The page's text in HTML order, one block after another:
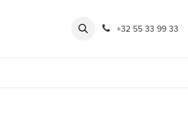
Rondeshop Contact en
+32 55 33 99 33